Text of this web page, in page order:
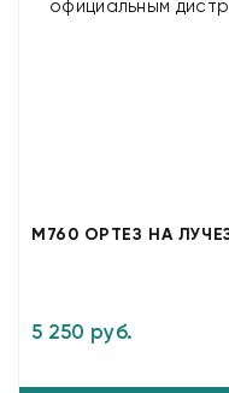
M760 ОРТЕЗ НА
5 250 руб.